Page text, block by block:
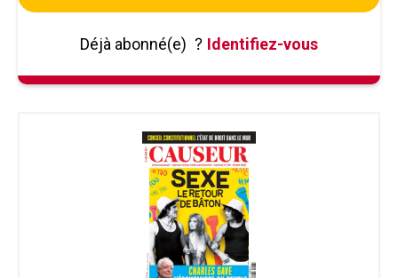
Déjà abonné(e) ? Identifiez-vous